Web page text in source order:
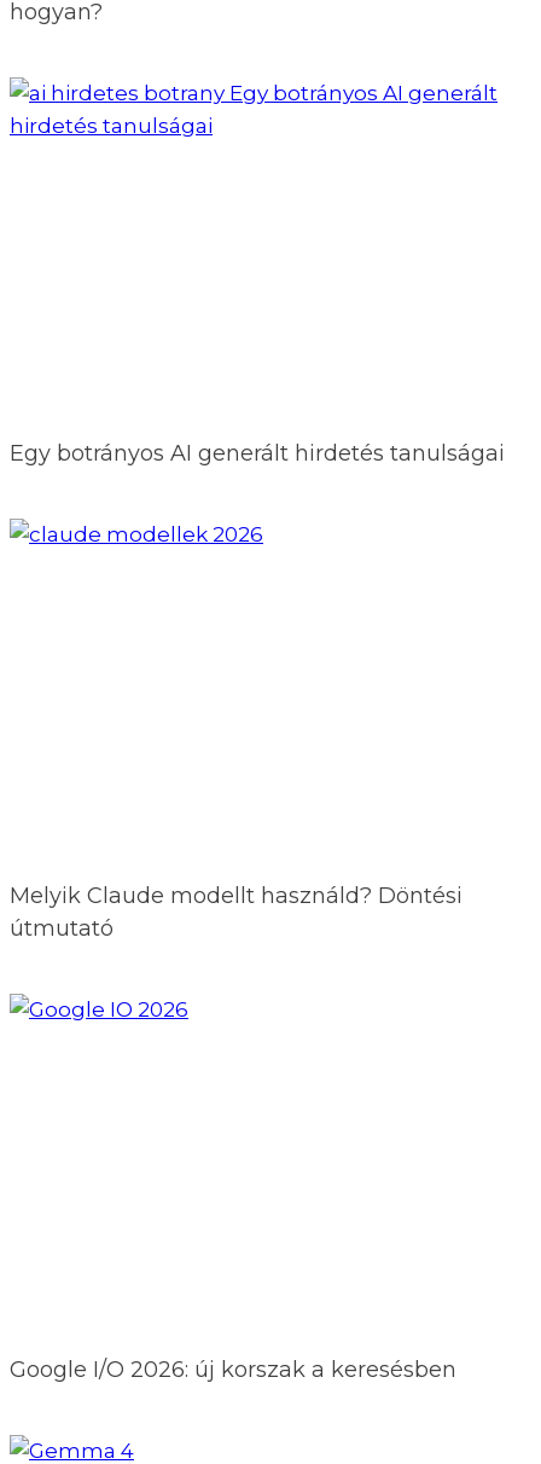
hogyan?
Egy botrányos AI generált hirdetés tanulságai
Melyik Claude modellt használd? Döntési
útmutató
Google I/O 2026: új korszak a keresésben